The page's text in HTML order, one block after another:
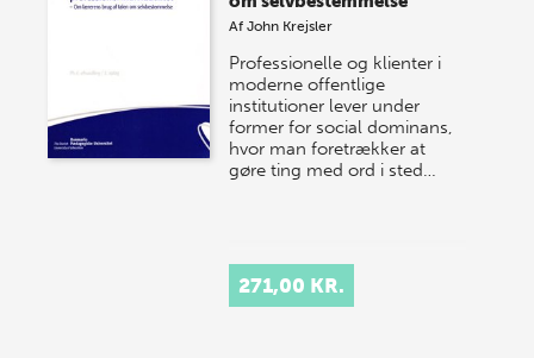
AfJohn Krejsler
Professionelle og klienter i
moderne offentlige
institutioner lever under
former for social dominans,
hvor man foretrækker at
gøre ting med ord i sted…
271,00 KR.